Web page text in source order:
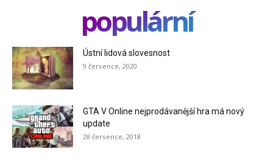
populární
Ústní lidová slovesnost
9 července, 2020
GTA V Online nejprodávanější hra má nový
update
28 července, 2018